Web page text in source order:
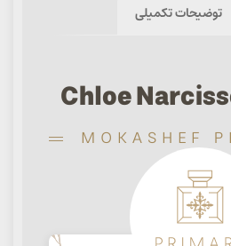
توضیحات تکمیلی
MOKASHEF